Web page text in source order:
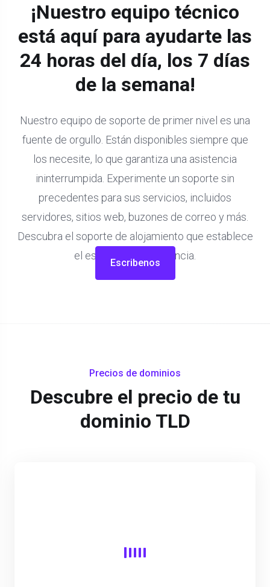
¡Nuestro equipo técnico
está aquí para ayudarte las
24 horas del día, los 7 días
de la semana!
Nuestro equipo de soporte de primer nivel es una
fuente de orgullo. Están disponibles siempre que
los necesite, lo que garantiza una asistencia
ininterrumpida. Experimente un soporte sin
precedentes para sus servicios, incluidos
servidores, sitios web, buzones de correo y más.
Descubra el soporte de alojamiento que establece
el estándar de excelencia.
Escribenos
Precios de dominios
Descubre el precio de tu
dominio TLD